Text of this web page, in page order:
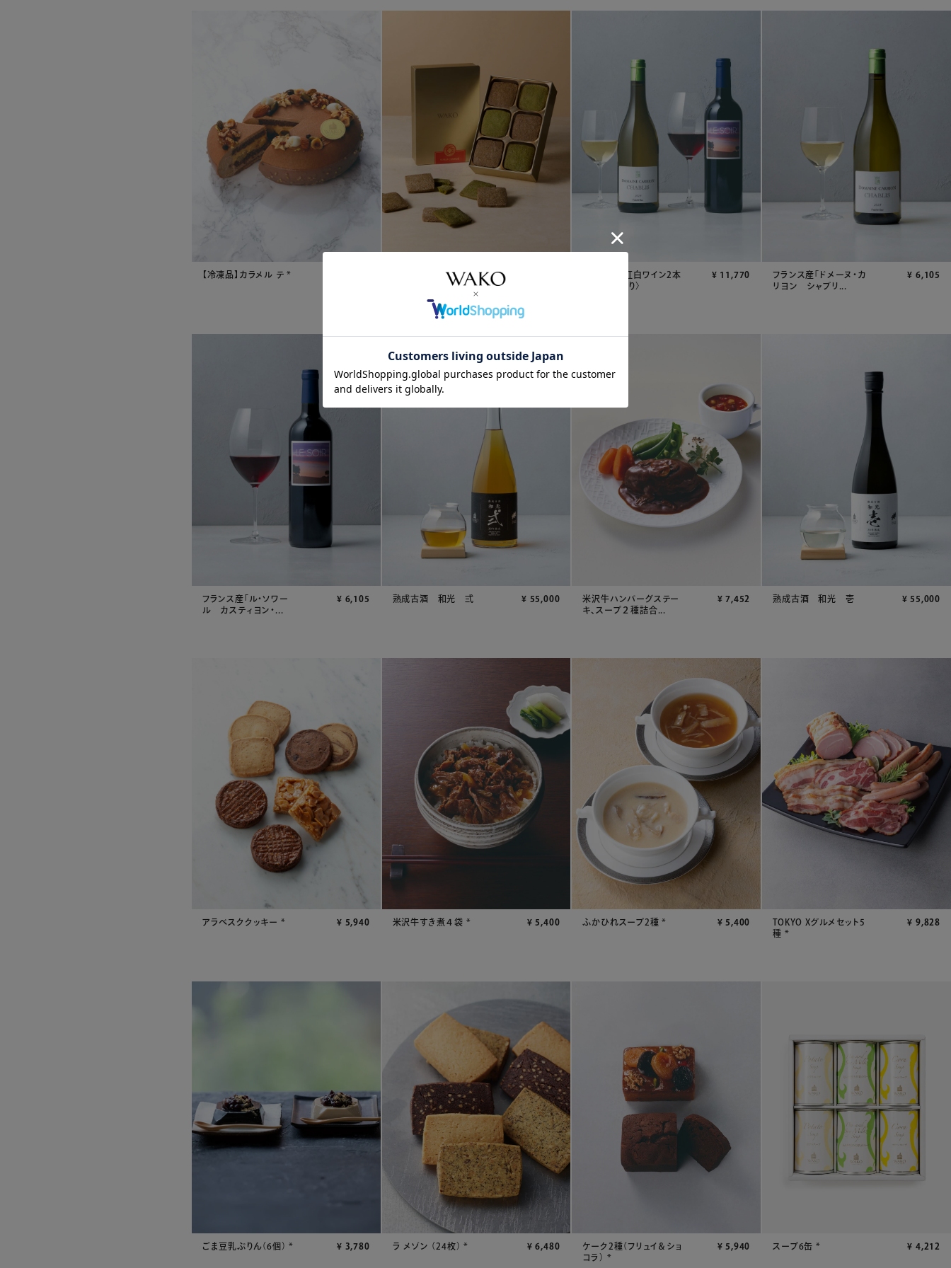
【冷凍品】カラメル テ *
WAKO クッキー
vol.2（24枚）...
フランス産紅白ワイン2本
セット〈箱入り〉
¥ 11,770
フランス産「ドメーヌ・カ
リヨン シャブリ...
¥ 6,105
フランス産「ル・ソワー
ル カスティヨン・...
¥ 6,105 熟成古酒 和光 弍 ¥ 55,000
米沢牛ハンバーグステー
キ、スープ２種詰合...
¥ 7,452 熟成古酒 和光 壱 ¥ 55,000
アラベスククッキー * ¥ 5,940 米沢牛すき煮４袋 * ¥ 5,400 ふかひれスープ2種 * ¥ 5,400
TOKYO Xグルメセット5
種 *
¥ 9,828
ごま豆乳ぷりん（6個） * ¥ 3,780 ラ メゾン （24枚） * ¥ 6,480
ケーク2種（フリュイ＆ショ
コラ） *
¥ 5,940 スープ6缶 * ¥ 4,212